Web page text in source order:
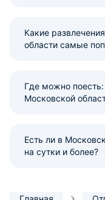
Какие
области самые
Где можно
Московской
Есть ли в
на сутки и более?